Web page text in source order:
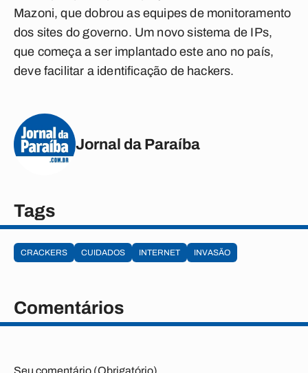
Mazoni, que dobrou as equipes de monitoramento
dos sites do governo. Um novo sistema de IPs,
que começa a ser implantado este ano no país,
deve facilitar a identificação de hackers.
Jornal da Paraíba
Tags
CRACKERS CUIDADOS INTERNET INVASÃO
Comentários
Seu comentário (Obrigatório)